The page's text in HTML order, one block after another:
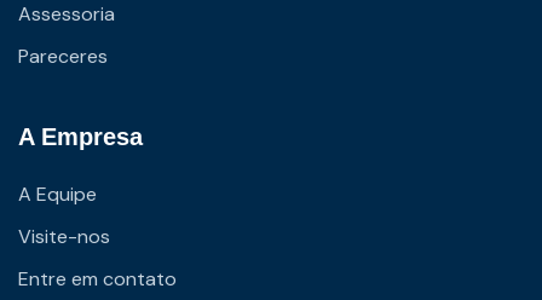
Assessoria
Pareceres
A Empresa
A Equipe
Visite-nos
Entre em contato